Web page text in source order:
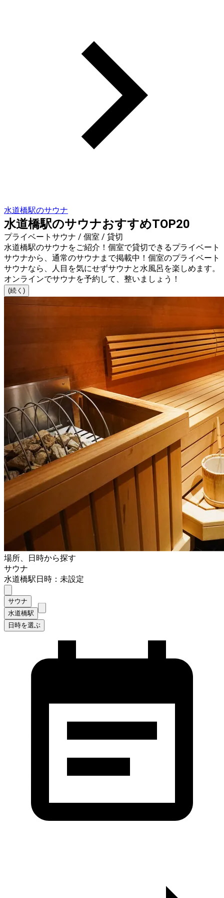
水道橋駅のサウナ
水道橋駅のサウナおすすめTOP20
プライベートサウナ / 個室 / 貸切
水道橋駅のサウナをご紹介！個室で貸切できるプライベート
サウナから、通常のサウナまで掲載中！個室のプライベート
サウナなら、人目を気にせずサウナと水風呂を楽しめます。
オンラインでサウナを予約して、整いましょう！
(続く)
場所、日時から探す
サウナ
水道橋駅日時：未設定
サウナ
水道橋駅
日時を選ぶ